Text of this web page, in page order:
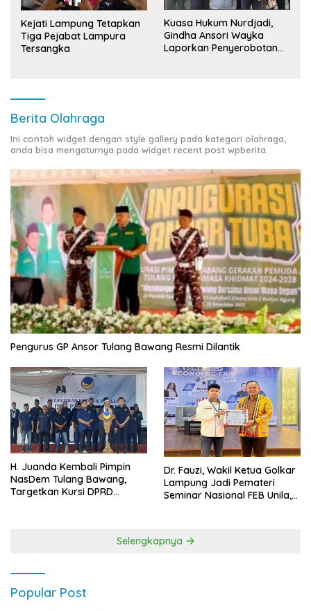
Kejati Lampung Tetapkan
Tiga Pejabat Lampura
Tersangka
Kuasa Hukum Nurdjadi,
Gindha Ansori Wayka
Laporkan Penyerobotan
Berita Olahraga
Ini contoh widget dengan style gallery pada kategori olahraga,
anda bisa mengaturnya pada widget recent post wpberita.
Pengurus GP Ansor Tulang Bawang Resmi Dilantik
H. Juanda Kembali Pimpin
NasDem Tulang Bawang,
Targetkan Kursi DPRD
Dr. Fauzi, Wakil Ketua Golkar
Lampung Jadi Pemateri
Seminar Nasional FEB Unila,
Selengkapnya
Popular Post